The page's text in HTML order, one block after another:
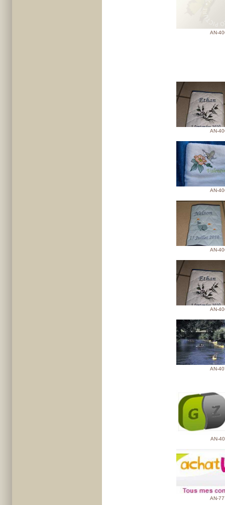
AN-
AN-
AN-
AN-
AN-
AN-
AN-
AN-